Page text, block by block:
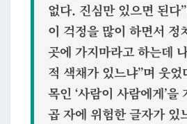
없다. 진심만 있으면 된다
이 걱정을 많이 하면서 정
곳에 가지마라고 하는데
적 색채가 있느냐”며 웃
목인 ‘사람이 사람에게’을
곱 자에 위험한 글자가 있